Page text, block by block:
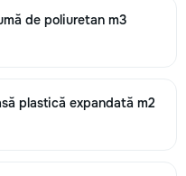
de poliuretan m3
plastică expandată m2